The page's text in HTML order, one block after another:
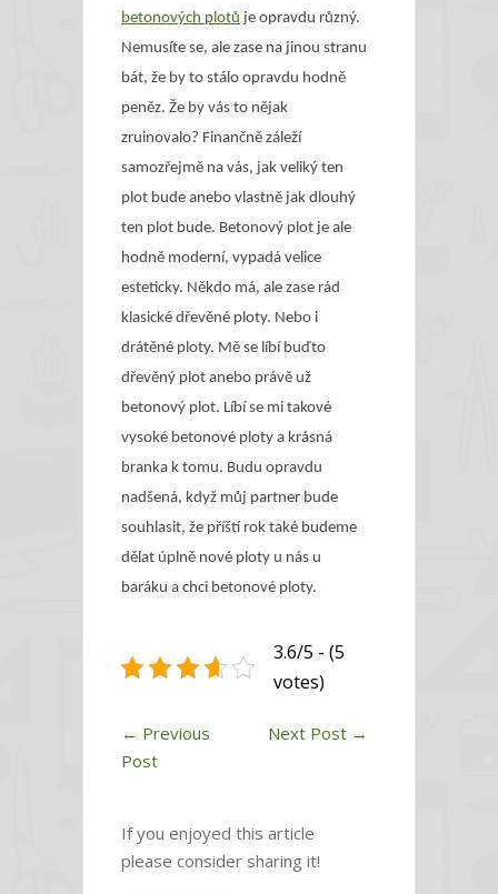
betonových plotů je opravdu různý.
Nemusíte se, ale zase na jinou stranu
bát, že by to stálo opravdu hodně
peněz. Že by vás to nějak
zruinovalo? Finančně záleží
samozřejmě na vás, jak veliký ten
plot bude anebo vlastně jak dlouhý
ten plot bude. Betonový plot je ale
hodně moderní, vypadá velice
esteticky. Někdo má, ale zase rád
klasické dřevěné ploty. Nebo i
drátěné ploty. Mě se líbí buďto
dřevěný plot anebo právě už
betonový plot. Líbí se mi takové
vysoké betonové ploty a krásná
branka k tomu. Budu opravdu
nadšená, když můj partner bude
souhlasit, že příští rok také budeme
dělat úplně nové ploty u nás u
baráku a chci betonové ploty.
3.6/5 - (5
votes)
← Previous
Post
Next Post →
If you enjoyed this article
please consider sharing it!